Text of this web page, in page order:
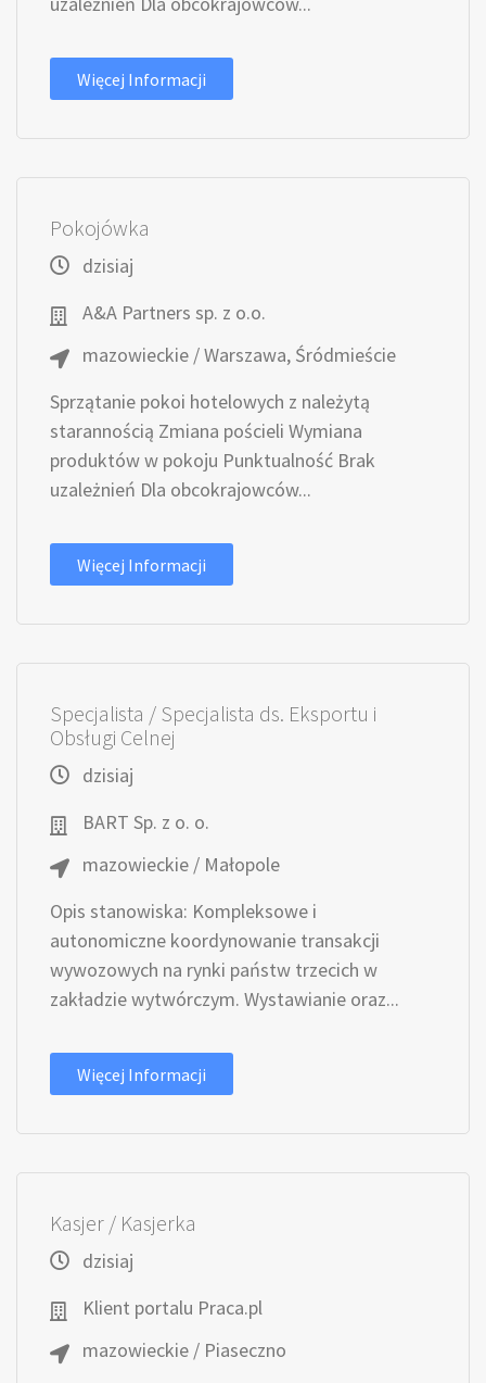
Więcej Informacji
Pokojówka
dzisiaj
A&A Partners sp. z o.o.
mazowieckie / Warszawa, Śródmieście
Sprzątanie pokoi hotelowych z należytą
starannością Zmiana pościeli Wymiana
produktów w pokoju Punktualność Brak
uzależnień Dla obcokrajowców...
Więcej Informacji
Specjalista / Specjalista ds. Eksportu i
Obsługi Celnej
dzisiaj
BART Sp. z o. o.
mazowieckie / Małopole
Opis stanowiska: Kompleksowe i
autonomiczne koordynowanie transakcji
wywozowych na rynki państw trzecich w
zakładzie wytwórczym. Wystawianie oraz...
Więcej Informacji
Kasjer / Kasjerka
dzisiaj
Klient portalu Praca.pl
mazowieckie / Piaseczno